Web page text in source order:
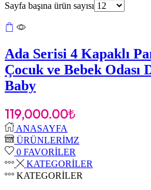
Sayfa başına ürün sayısı
Ada Serisi 4 Kapaklı
Çocuk ve Bebek Odası
Baby
119,000.00₺
ANASAYFA
ÜRÜNLERİMZ
0 FAVORİLER
KATEGORİLER
KATEGORİLER